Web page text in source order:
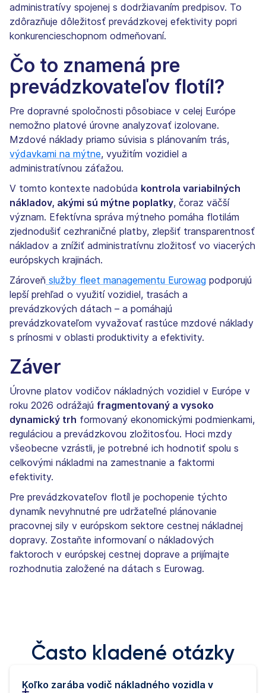
administratívy spojenej s dodržiavaním predpisov. To
zdôrazňuje dôležitosť prevádzkovej efektivity popri
konkurencieschopnom odmeňovaní.
Čo to znamená pre
prevádzkovateľov flotíl?
Pre dopravné spoločnosti pôsobiace v celej Európe
nemožno platové úrovne analyzovať izolovane.
Mzdové náklady priamo súvisia s plánovaním trás,
výdavkami na mýtne, využitím vozidiel a
administratívnou záťažou.
V tomto kontexte nadobúda kontrola variabilných
nákladov, akými sú mýtne poplatky, čoraz väčší
význam. Efektívna správa mýtneho pomáha flotilám
zjednodušiť cezhraničné platby, zlepšiť transparentnosť
nákladov a znížiť administratívnu zložitosť vo viacerých
európskych krajinách.
Zároveň služby fleet managementu Eurowag podporujú
lepší prehľad o využití vozidiel, trasách a
prevádzkových dátach – a pomáhajú
prevádzkovateľom vyvažovať rastúce mzdové náklady
s prínosmi v oblasti produktivity a efektivity.
Záver
Úrovne platov vodičov nákladných vozidiel v Európe v
roku 2026 odrážajú fragmentovaný a vysoko
dynamický trh formovaný ekonomickými podmienkami,
reguláciou a prevádzkovou zložitosťou. Hoci mzdy
všeobecne vzrástli, je potrebné ich hodnotiť spolu s
celkovými nákladmi na zamestnanie a faktormi
efektivity.
Pre prevádzkovateľov flotíl je pochopenie týchto
dynamík nevyhnutné pre udržateľné plánovanie
pracovnej sily v európskom sektore cestnej nákladnej
dopravy. Zostaňte informovaní o nákladových
faktoroch v európskej cestnej doprave a prijímajte
rozhodnutia založené na dátach s Eurowag.
Často kladené otázky
Koľko zarába vodič nákladného vozidla v